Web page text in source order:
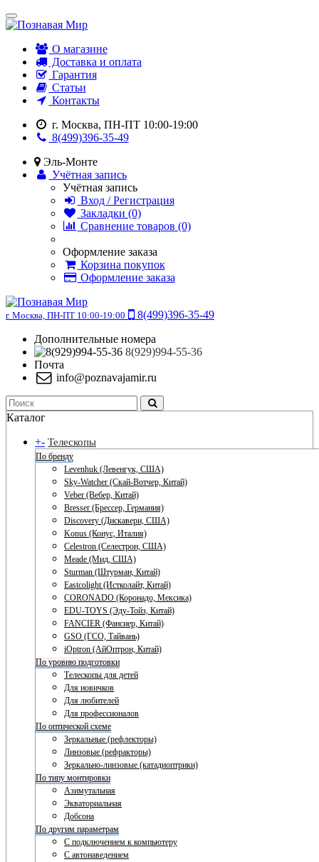
О магазине
Доставка и оплата
Гарантия
Статьи
Контакты
г. Москва, ПН-ПТ 10:00-19:00
8(499)396-35-49
Эль-Монте
Учётная запись
Учётная запись
Вход / Регистрация
Закладки (0)
Сравнение товаров (0)
Оформление заказа
Корзина покупок
Оформление заказа
г. Москва, ПН-ПТ 10:00-19:00
8(499)396-35-49
Дополнительные номера
8(929)994-55-36
Почта
info@poznavajamir.ru
Каталог
+- Телескопы
По бренду
Levenhuk (Левенгук, США)
Sky-Watcher (Скай-Вотчер, Китай)
Veber (Вебер, Китай)
Bresser (Брессер, Германия)
Discovery (Дискавери, США)
Konus (Конус, Италия)
Celestron (Селестрон, США)
Meade (Мид, США)
Sturman (Штурман, Китай)
Eastcolight (Истколайт, Китай)
CORONADO (Коронадо, Мексика)
EDU-TOYS (Эду-Тойз, Китай)
FANCIER (Фансиер, Китай)
GSO (ГСО, Тайвань)
iOptron (АйОптрон, Китай)
По уровню подготовки
Телескопы для детей
Для новичков
Для любителей
Для профессионалов
По оптической схеме
Зеркальные (рефлекторы)
Линзовые (рефракторы)
Зеркально-линзовые (катадиоптрики)
По типу монтировки
Азимутальная
Экваториальная
Добсона
По другим параметрам
С подключением к компьютеру
С автонаведением